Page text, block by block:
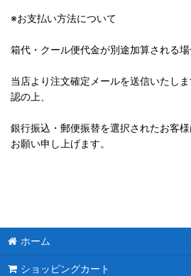
※お支払い方法について
箱代・クール便代金が別途加算される場
当店より注文確定メールを送信いたし
認の上、
銀行振込・郵便振替を選択されたお客
お願い申し上げます。
ホーム
ショッピングカート